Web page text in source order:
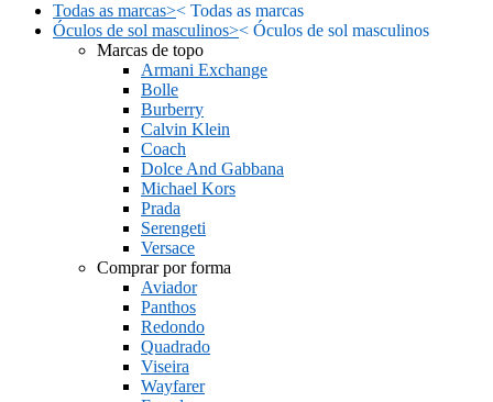
Todas as marcas>< Todas as marcas
Óculos de sol masculinos>< Óculos de sol masculinos
Marcas de topo
Armani Exchange
Bolle
Burberry
Calvin Klein
Coach
Dolce And Gabbana
Michael Kors
Prada
Serengeti
Versace
Comprar por forma
Aviador
Panthos
Redondo
Quadrado
Viseira
Wayfarer